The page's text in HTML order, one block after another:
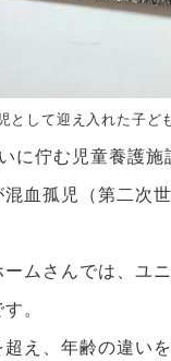
として迎え入れた子ど
に佇む児童養護施
血孤児（第二次
ムさんでは、ユ
。
え、年齢の違い